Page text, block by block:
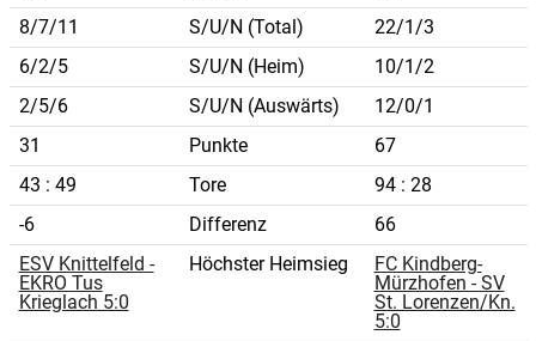
8/7/11
S/U/N (Total)
22/1/3
6/2/5
S/U/N (Heim)
10/1/2
2/5/6
S/U/N (Auswärts)
12/0/1
31
Punkte
67
43 : 49
Tore
94 : 28
-6
Differenz
66
ESV Knittelfeld -
EKRO Tus
Krieglach 5:0
Höchster Heimsieg
FC Kindberg-
Mürzhofen - SV
St. Lorenzen/Kn.
5:0